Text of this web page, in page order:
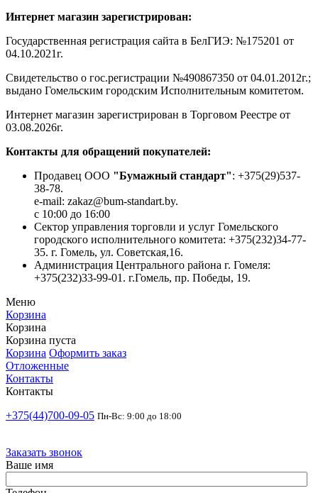
Интернет магазин зарегистрирован:
Государственная регистрация сайта в БелГИЭ: №175201 от
04.10.2021г.
Свидетельство о гос.регистрации №490867350 от 04.01.2012г.;
выдано Гомельским городским Исполнительным комитетом.
Интернет магазин зарегистрирован в Торговом Реестре от
03.08.2026г.
Контакты для обращений покупателей:
Продавец ООО "Бумажный стандарт": +375(29)537-
38-78.
e-mail: zakaz@bum-standart.by.
с 10:00 до 16:00
Сектор управления торговли и услуг Гомельского
городского исполнительного комитета: +375(232)34-77-
35. г. Гомель, ул. Советская,16.
Администрация Центрального района г. Гомеля:
+375(232)33-99-01. г.Гомель, пр. Победы, 19.
Меню
Корзина
Корзина
Корзина пуста
Корзина Оформить заказ
Отложенные
Контакты
Контакты
+375(44)700-09-05 Пн-Вс: 9:00 до 18:00
Заказать звонок
Ваше имя